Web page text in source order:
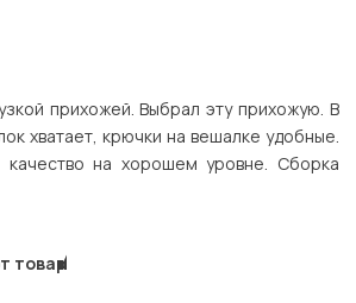
прихожей. Выбрал эту прихожую. В
хватает, крючки на вешалке удобные.
на хорошем уровне. Сборка
товар